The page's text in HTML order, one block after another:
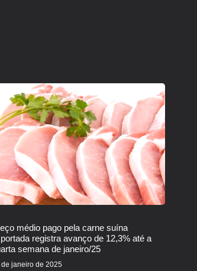
médio pago pela carne suína
registra avanço de 12,3% até a
semana de janeiro/25
janeiro de 2025